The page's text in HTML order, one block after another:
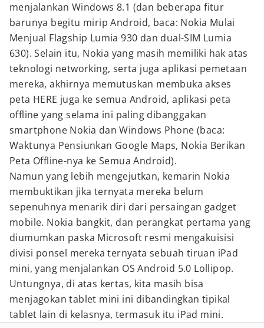
menjalankan Windows 8.1 (dan beberapa fitur
barunya begitu mirip Android, baca: Nokia Mulai
Menjual Flagship Lumia 930 dan dual-SIM Lumia
630). Selain itu, Nokia yang masih memiliki hak atas
teknologi networking, serta juga aplikasi pemetaan
mereka, akhirnya memutuskan membuka akses
peta HERE juga ke semua Android, aplikasi peta
offline yang selama ini paling dibanggakan
smartphone Nokia dan Windows Phone (baca:
Waktunya Pensiunkan Google Maps, Nokia Berikan
Peta Offline-nya ke Semua Android).
Namun yang lebih mengejutkan, kemarin Nokia
membuktikan jika ternyata mereka belum
sepenuhnya menarik diri dari persaingan gadget
mobile. Nokia bangkit, dan perangkat pertama yang
diumumkan paska Microsoft resmi mengakuisisi
divisi ponsel mereka ternyata sebuah tiruan iPad
mini, yang menjalankan OS Android 5.0 Lollipop.
Untungnya, di atas kertas, kita masih bisa
menjagokan tablet mini ini dibandingkan tipikal
tablet lain di kelasnya, termasuk itu iPad mini.